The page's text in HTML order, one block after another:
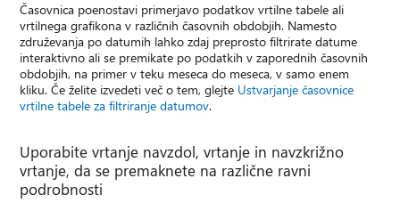
Časovnica poenostavi primerjavo podatkov vrtilne tabele ali
vrtilnega grafikona v različnih časovnih obdobjih. Namesto
združevanja po datumih lahko zdaj preprosto filtrirate datume
interaktivno ali se premikate po podatkih v zaporednih časovnih
obdobjih, na primer v teku meseca do meseca, v samo enem
kliku. Če želite izvedeti več o tem, glejte Ustvarjanje časovnice
vrtilne tabele za filtriranje datumov.
Uporabite vrtanje navzdol, vrtanje in navzkrižno
vrtanje, da se premaknete na različne ravni
podrobnosti